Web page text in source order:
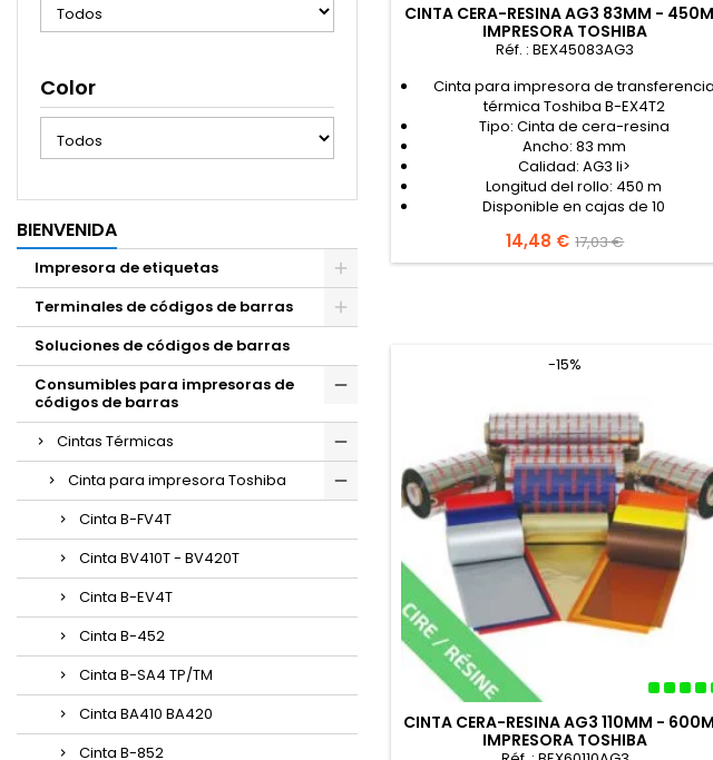
Color
BIENVENIDA
Impresora de etiquetas
Terminales de códigos de barras
Soluciones de códigos de barras
Consumibles para impresoras de
códigos de barras
Cintas Térmicas
Cinta para impresora Toshiba
Cinta B-FV4T
Cinta BV410T - BV420T
Cinta B-EV4T
Cinta B-452
Cinta B-SA4 TP/TM
Cinta BA410 BA420
Cinta B-852
CINTA CERA-RESINA AG3 83MM -
IMPRESORA TOSHIBA
Réf. : BEX45083AG3
Cinta para impresora de transferencia
térmica Toshiba B-EX4T2
Tipo: Cinta de cera-resina
Ancho: 83 mm
Calidad: AG3 li>
Longitud del rollo: 450 m
Disponible en cajas de 10
Precio
14,48 € Precio
base
17,03 €
-15%
CINTA CERA-RESINA AG3 110MM -
IMPRESORA TOSHIBA